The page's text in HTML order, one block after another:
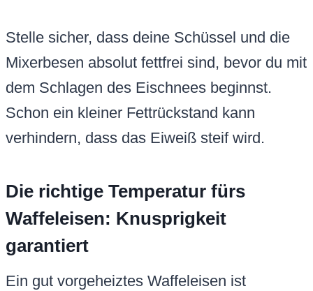
Stelle sicher, dass deine Schüssel und die
Mixerbesen absolut fettfrei sind, bevor du mit
dem Schlagen des Eischnees beginnst.
Schon ein kleiner Fettrückstand kann
verhindern, dass das Eiweiß steif wird.
Die richtige Temperatur fürs
Waffeleisen: Knusprigkeit
garantiert
Ein gut vorgeheiztes Waffeleisen ist